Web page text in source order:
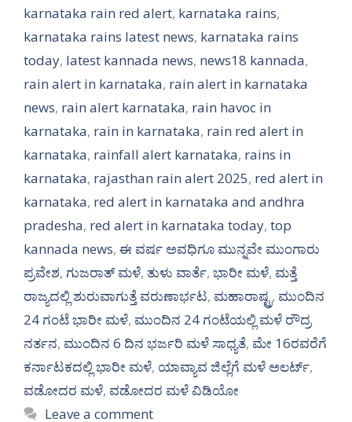
karnataka rain red alert, karnataka rains,
karnataka rains latest news, karnataka rains
today, latest kannada news, news18 kannada,
rain alert in karnataka, rain alert in karnataka
news, rain alert karnataka, rain havoc in
karnataka, rain in karnataka, rain red alert in
karnataka, rainfall alert karnataka, rains in
karnataka, rajasthan rain alert 2025, red alert in
karnataka, red alert in karnataka and andhra
pradesha, red alert in karnataka today, top
kannada news, ಈ ವರ್ಷ ಅವಧಿಗೂ ಮುನ್ನವೇ ಮುಂಗಾರು
ಪ್ರವೇಶ, ಗುಜರಾತ್ ಮಳೆ, ತುಳು ವಾರ್ತೆ, ಭಾರೀ ಮಳೆ, ಮತ್ತೆ
ರಾಜ್ಯದಲ್ಲಿ ಶುರುವಾಗುತ್ತೆ ವರುಣಾರ್ಭಟ, ಮಹಾರಾಷ್ಟ್ರ, ಮುಂದಿನ
24 ಗಂಟೆ ಭಾರೀ ಮಳೆ, ಮುಂದಿನ 24 ಗಂಟೆಯಲ್ಲಿ ಮಳೆ ರೌದ್ರ
ನರ್ತನ, ಮುಂದಿನ 6 ದಿನ ಭರ್ಜರಿ ಮಳೆ ಸಾಧ್ಯತೆ, ಮೇ 16ರವರೆಗೆ
ಕರ್ನಾಟಕದಲ್ಲಿ ಭಾರೀ ಮಳೆ, ಯಾವ್ಯಾವ ಜಿಲ್ಲೆಗೆ ಮಳೆ ಅಲರ್ಟ್,
ವಡೋದರ ಮಳೆ, ವಡೋದರ ಮಳೆ ವಿಡಿಯೋ
Leave a comment